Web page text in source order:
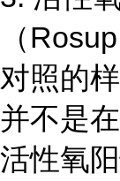
（
对照的样
并不是
活性氧